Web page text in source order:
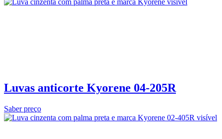
Luvas anticorte Kyorene 04‑205R
Saber preço